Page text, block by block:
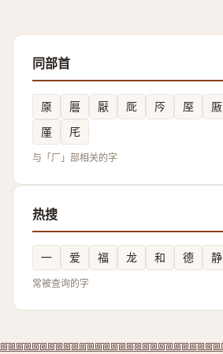
同部首
厡 厬 厭 厑 㕂 厔 厫
厪
厇
与「厂」部相关的字
热搜
一 爱 福 龙 和 德 静
常被查询的字